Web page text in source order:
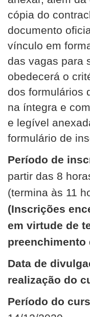
cópia do
documento
vínculo em
das vagas para
obedecerá o
dos formulários
na íntegra e
e legível
formulário de
Período de
partir das 8
(termina às 11
(Inscrições
em virtude de
preenchimento
Data de
realização do
Período do